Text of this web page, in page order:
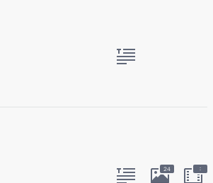
24 :